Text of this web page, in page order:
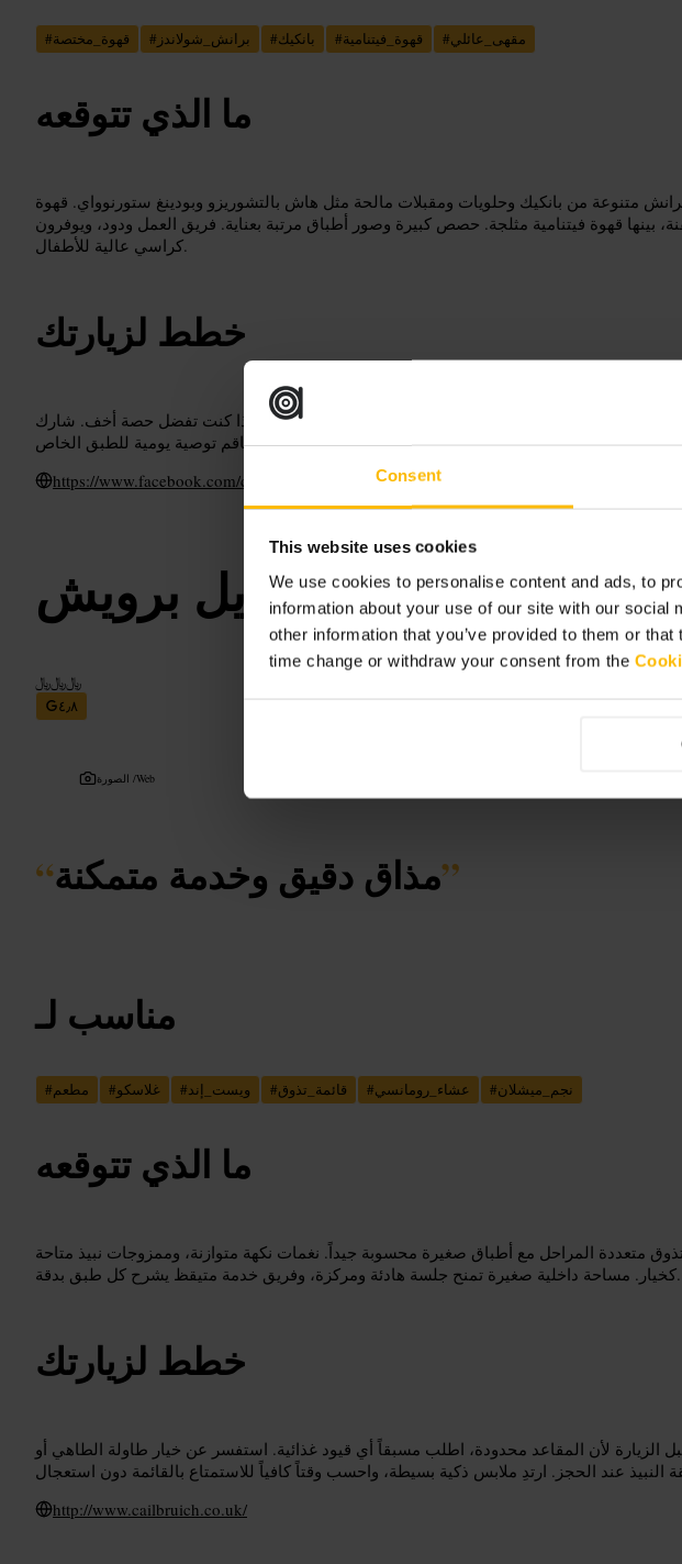
Consent
This website uses cookies
We use cookies to personalise content and ads, to
information about your use of our site with our
other information that you’ve provided to them or
time change or withdraw your consent from the
#قهوة_مختصة # برانش_شولاندز #بانكيك #قهوة_فيتنامية #مقهى_عائلي
ما الذي تتوقعه
متنوعة من بانكيك وحلويات ومقبلات مالحة مثل هاش بالتشوريزو وبودينغ ستورنوواي. قهوة
بينها قهوة فيتنامية مثلجة. حصص كبيرة وصور أطباق مرتبة بعناية. فريق العمل ودود، ويوفرون
كراسي عالية للأطفال.
خطط لزيارتك
في الصباح أو بعد الظهر لتفادي ذروة الانتظار. اطلب نصف حصة إذا كنت تفضل حصة أخف. شارك
أطباق بين الأصدقاء لتجربة أكثر تنوعًا. اطلب من الطاقم توصية يومية للطبق الخاص.
https://www.facebook.com/cafestrangebrew/timeline
كايل برويش
﷼﷼﷼
٤٫٨
الصورة /Web
“مذاق دقيق وخدمة متمكنة”
مناسب لـ
#مطعم #غلاسكو #ويست_إند #قائمة_تذوق #عشاء_رومانسي #نجم_ميشلان
ما الذي تتوقعه
متعددة المراحل مع أطباق صغيرة محسوبة جيداً. نغمات نكهة متوازنة، وممزوجات نبيذ متاحة
كخيار. مساحة داخلية صغيرة تمنح جلسة هادئة ومركزة، وفريق خدمة متيقظ يشرح كل طبق بدقة.
خطط لزيارتك
الزيارة لأن المقاعد محدودة، اطلب مسبقاً أي قيود غذائية. استفسر عن خيار طاولة الطاهي أو
http://www.cailbruich.co.uk/